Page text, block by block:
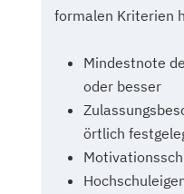
formalen Kriterien
Mindestnote
oder besser
örtlich